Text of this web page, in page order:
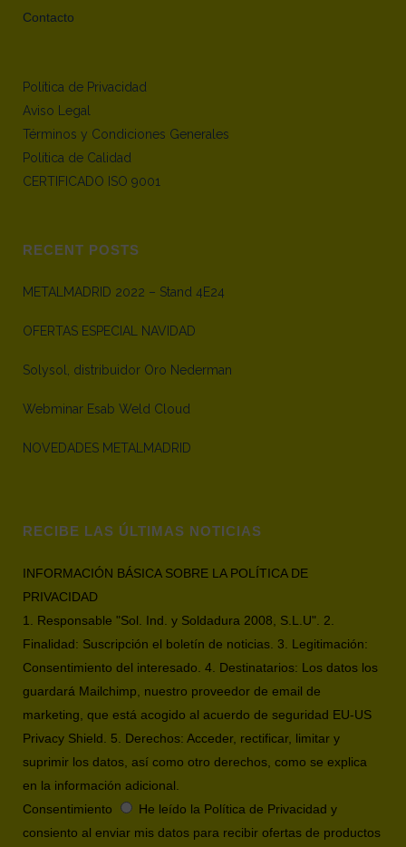
Contacto
Política de Privacidad
Aviso Legal
Términos y Condiciones Generales
Política de Calidad
CERTIFICADO ISO 9001
RECENT POSTS
METALMADRID 2022 – Stand 4E24
OFERTAS ESPECIAL NAVIDAD
Solysol, distribuidor Oro Nederman
Webminar Esab Weld Cloud
NOVEDADES METALMADRID
RECIBE LAS ÚLTIMAS NOTICIAS
INFORMACIÓN BÁSICA SOBRE LA POLÍTICA DE
PRIVACIDAD
1. Responsable "Sol. Ind. y Soldadura 2008, S.L.U". 2.
Finalidad: Suscripción el boletín de noticias. 3. Legitimación:
Consentimiento del interesado. 4. Destinatarios: Los datos los
guardará Mailchimp, nuestro proveedor de email de
marketing, que está acogido al acuerdo de seguridad EU-US
Privacy Shield. 5. Derechos: Acceder, rectificar, limitar y
suprimir los datos, así como otro derechos, como se explica
en la información adicional.
Consentimiento
He leído la Política de Privacidad y
consiento al enviar mis datos para recibir ofertas de productos